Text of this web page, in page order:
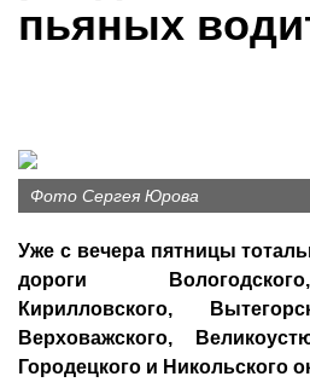
пьяных
Фото Сергея Юрова
Уже с вечера пятницы
дороги
Кирилловского,
Верховажского,
Городецкого и Никольского